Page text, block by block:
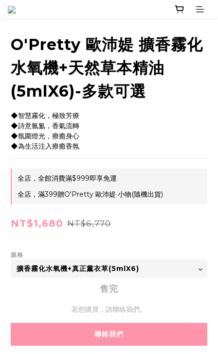
O'Pretty 歐沛媞 擴香霧化
水氧機+天然草本精油
(5mlX6)-多款可選
◆智慧霧化，極致芳療
◆詩意氤氳，香氣流轉
◆氛圍燈光，療癒身心
◆為生活注入療癒香氛
全店，全館消費滿$999即享免運
全店，滿399贈O'Pretty 歐沛媞 小物(隨機出貨)
NT$1,680 NT$6,770
規格
售完
若想購買，請聯絡我們。
聯絡我們